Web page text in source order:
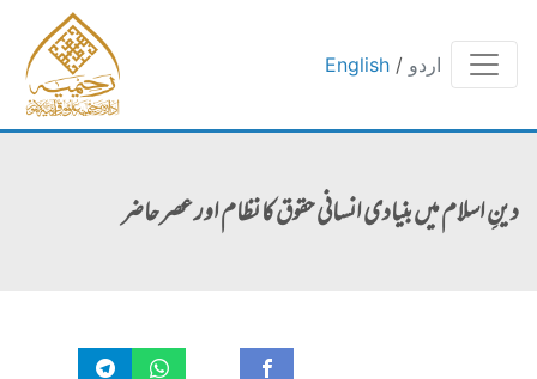
English / اردو
دینِ اسلام میں بنیادی انسانی حقوق کا نظام اور عصر حاضر